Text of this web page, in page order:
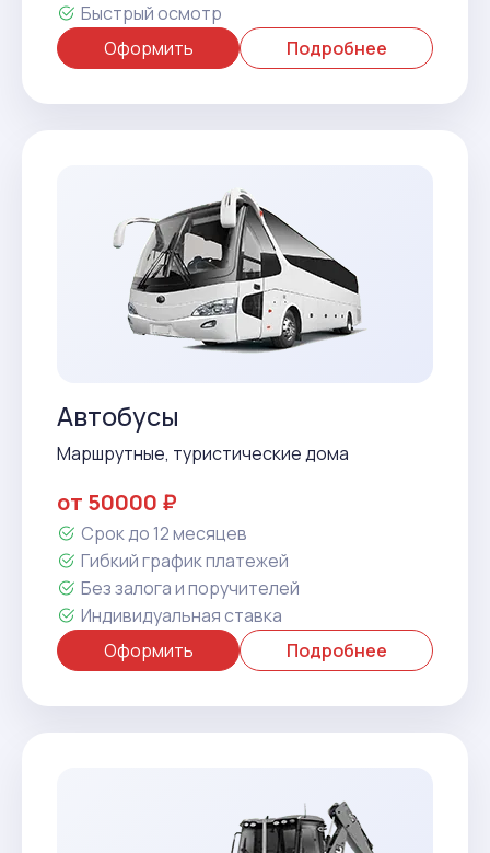
Быстрый осмотр
Оформить
Подробнее
Автобусы
Маршрутные, туристические дома
от 50000 ₽
Срок до 12 месяцев
Гибкий график платежей
Без залога и поручителей
Индивидуальная ставка
Оформить
Подробнее